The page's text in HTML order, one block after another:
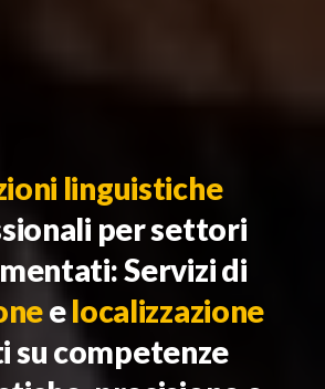
linguistiche
per settori
Servizi di
elocalizzazione
su competenze